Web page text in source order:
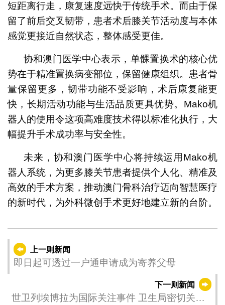
短距离行走，康复速度远快于传统手术。而由于保
留了前后交叉韧带，患者术后膝关节活动度与本体
感觉更接近自然状态，整体感受更佳。
协和澳门医学中心表示，单髁置换术的核心优
势在于精准置换病变部位，保留健康组织。患者骨
量保留更多，韧带功能不受影响，术后康复能更
快，长期活动功能与生活品质更具优势。Mako机
器人的使用令这项高难度技术得以标准化执行，大
幅提升手术成功率与安全性。
未来，协和澳门医学中心将持续运用Mako机
器人系统，为更多膝关节患者提供个人化、精准及
高效的手术方案，推动澳门骨科治疗迈向智慧医疗
的新时代，为外科微创手术更好地建立新的台阶。
上一则新闻
即日起可透过一户通申请成为寄养父母
下一则新闻
世卫列埃博拉为国际关注事件 卫生局密切关注